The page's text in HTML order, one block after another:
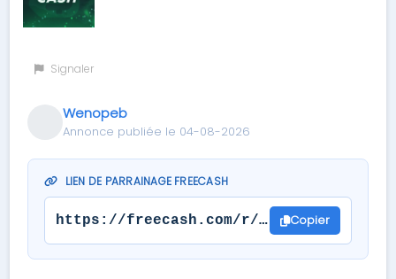
Signaler
Wenopeb
Annonce publiée le 04-08-2026
LIEN DE PARRAINAGE FREECASH
https://freecash.com/r/ Copier